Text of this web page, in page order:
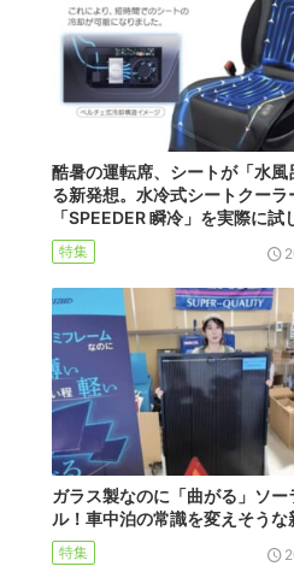
酷暑の運転席、シートが「水風
る新発想。水冷式シートクーラ
「SPEEDER 瞬冷」を実際に試
特集
ガラス製なのに「曲がる」ソー
ル！車中泊の常識を変えそうな
特集